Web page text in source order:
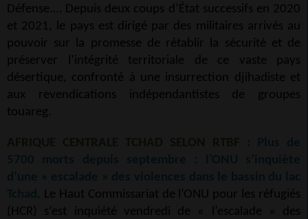
Défense.… Depuis deux coups d’État successifs en 2020
et 2021, le pays est dirigé par des militaires arrivés au
pouvoir sur la promesse de rétablir la sécurité et de
préserver l’intégrité territoriale de ce vaste pays
désertique, confronté à une insurrection djihadiste et
aux revendications indépendantistes de groupes
touareg.
. Le Haut Commissariat de l’ONU pour les réfugiés
(HCR) s’est inquiété vendredi de « l’escalade » des